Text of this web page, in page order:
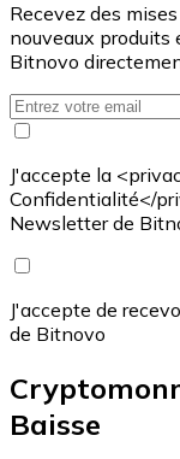
Recevez des
nouveaux
Bitnovo
J'accepte la
Confidentialité</
Newsletter de
J'accepte de
de Bitnovo
Baisse